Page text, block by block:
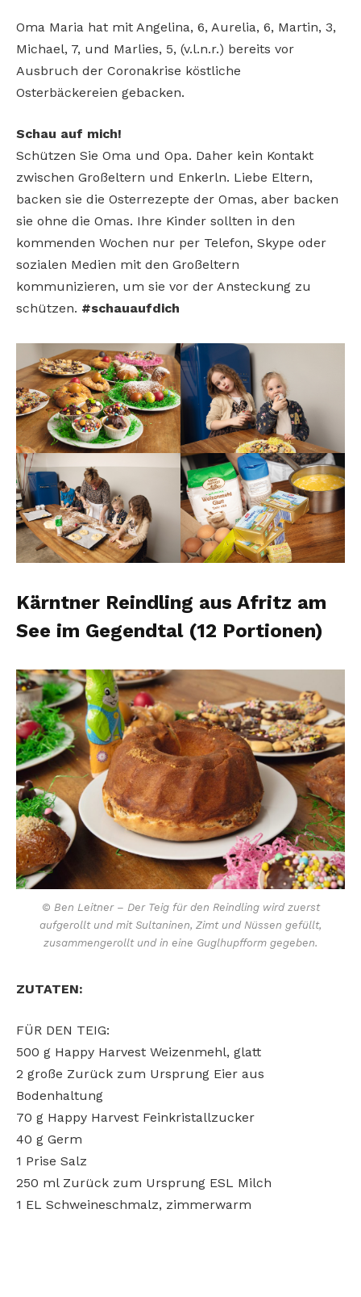
Oma Maria hat mit Angelina, 6, Aurelia, 6, Martin, 3,
Michael, 7, und Marlies, 5, (v.l.n.r.) bereits vor
Ausbruch der Coronakrise köstliche
Osterbäckereien gebacken.
Schau auf mich!
Schützen Sie Oma und Opa. Daher kein Kontakt
zwischen Großeltern und Enkerln. Liebe Eltern,
backen sie die Osterrezepte der Omas, aber backen
sie ohne die Omas. Ihre Kinder sollten in den
kommenden Wochen nur per Telefon, Skype oder
sozialen Medien mit den Großeltern
kommunizieren, um sie vor der Ansteckung zu
schützen. #schauaufdich
Kärntner Reindling aus Afritz am
See im Gegendtal (12 Portionen)
© Ben Leitner – Der Teig für den Reindling wird zuerst
aufgerollt und mit Sultaninen, Zimt und Nüssen gefüllt,
zusammengerollt und in eine Guglhupfform gegeben.
ZUTATEN:
FÜR DEN TEIG:
500 g Happy Harvest Weizenmehl, glatt
2 große Zurück zum Ursprung Eier aus
Bodenhaltung
70 g Happy Harvest Feinkristallzucker
40 g Germ
1 Prise Salz
250 ml Zurück zum Ursprung ESL Milch
1 EL Schweineschmalz, zimmerwarm